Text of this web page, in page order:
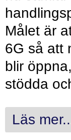
Målet är
6G så att
blir
stödda
Läs